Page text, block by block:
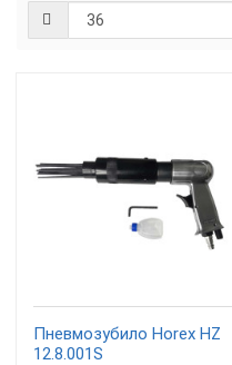
Пневмозубило Horex HZ
12.8.001S